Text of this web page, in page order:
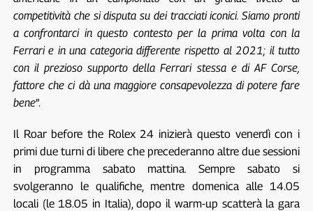
competitività che si disputa su dei tracciati iconici. Siamo pronti
a confrontarci in questo contesto per la prima volta con la
Ferrari e in una categoria differente rispetto al 2021; il tutto
con il prezioso supporto della Ferrari stessa e di AF Corse,
fattore che ci dà una maggiore consapevolezza di potere fare
bene”.
Il Roar before the Rolex 24 inizierà questo venerdì con i
primi due turni di libere che precederanno altre due sessioni
in programma sabato mattina. Sempre sabato si
svolgeranno le qualifiche, mentre domenica alle 14.05
locali (le 18.05 in Italia), dopo il warm-up scatterà la gara